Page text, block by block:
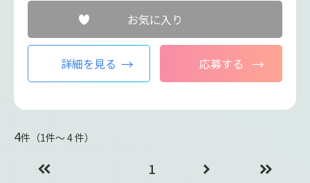
お気に入り
詳細を見る 応募する
4件（1件〜 4 件）
1